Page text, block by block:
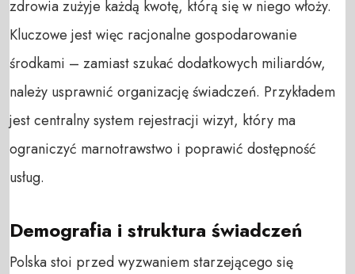
zdrowia zużyje każdą kwotę, którą się w niego włoży.
Kluczowe jest więc racjonalne gospodarowanie
środkami – zamiast szukać dodatkowych miliardów,
należy usprawnić organizację świadczeń. Przykładem
jest centralny system rejestracji wizyt, który ma
ograniczyć marnotrawstwo i poprawić dostępność
usług.
Demografia i struktura świadczeń
Polska stoi przed wyzwaniem starzejącego się